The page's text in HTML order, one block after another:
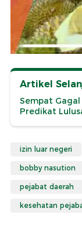
Artikel
Sempat Gagal
Predikat
izin luar negeri
bobby nasution
pejabat daerah
kesehatan